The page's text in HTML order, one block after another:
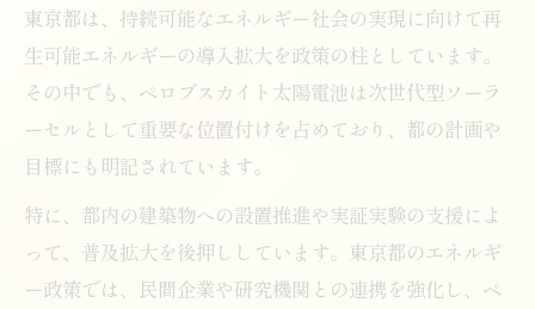
東京都は、持続可能なエネルギー社会の実現に向けて再
生可能エネルギーの導入拡大を政策の柱としています。
その中でも、ペロブスカイト太陽電池は次世代型ソーラ
ーセルとして重要な位置付けを占めており、都の計画や
目標にも明記されています。
特に、都内の建築物への設置推進や実証実験の支援によ
って、普及拡大を後押ししています。東京都のエネルギ
ー政策では、民間企業や研究機関との連携を強化し、ペ